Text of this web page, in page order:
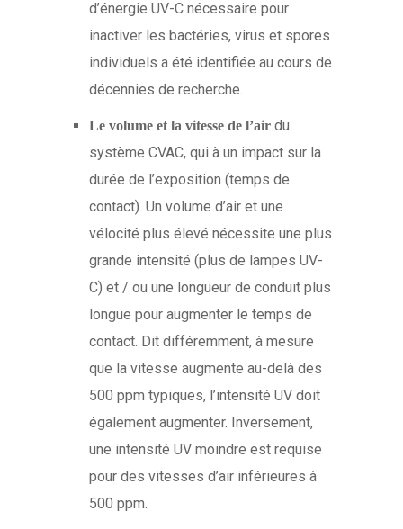
d’énergie UV-C nécessaire pour
inactiver les bactéries, virus et spores
individuels a été identifiée au cours de
décennies de recherche.
Le volume et la vitesse de l’air du
système CVAC, qui à un impact sur la
durée de l’exposition (temps de
contact). Un volume d’air et une
vélocité plus élevé nécessite une plus
grande intensité (plus de lampes UV-
C) et / ou une longueur de conduit plus
longue pour augmenter le temps de
contact. Dit différemment, à mesure
que la vitesse augmente au-delà des
500 ppm typiques, l’intensité UV doit
également augmenter. Inversement,
une intensité UV moindre est requise
pour des vitesses d’air inférieures à
500 ppm.